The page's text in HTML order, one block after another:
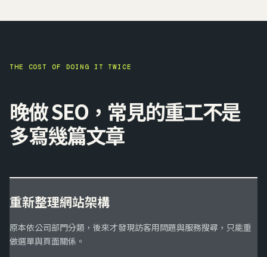
THE COST OF DOING IT TWICE
晚做 SEO，常見的重工不是
多寫幾篇文章
重新整理網站架構
原本依公司部門分類，後來才發現訪客用問題與服務搜尋，只能重
做選單與頁面關係。